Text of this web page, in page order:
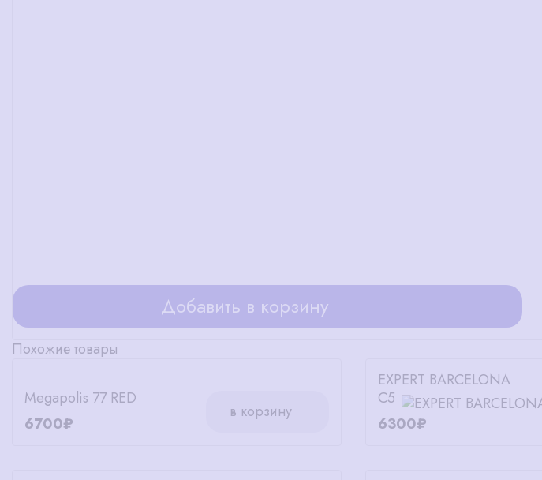
Добавить в корзину
Похожие товары
Megapolis 77 RED
6700₽
в корзину
EXPERT BARCELONA
C5
6300₽